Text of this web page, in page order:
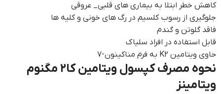
کاهش خطر ابتلا به بیماری های قلبی_ عروقی
جلوگیری از رسوب کلسیم در رگ های خونی و کلیه ها
فاقد گلوتن و گندم
قابل استفاده در افراد سلیاک
حاوی ویتامین K2 به فرم مناکینون-۷
نحوه مصرف کپسول ویتامین کا۲ مگنوم
ویتامینز